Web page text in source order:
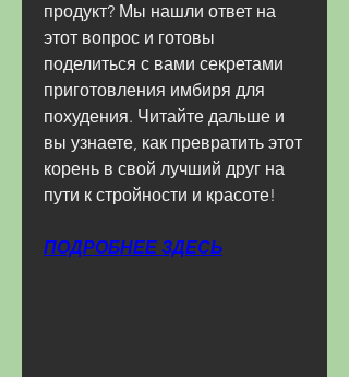
продукт? Мы нашли ответ на
этот вопрос и готовы
поделиться с вами секретами
приготовления имбиря для
похудения. Читайте дальше и
вы узнаете, как превратить этот
корень в свой лучший друг на
пути к стройности и красоте!
ПОДРОБНЕЕ ЗДЕСЬ